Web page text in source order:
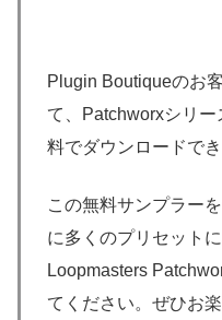
Plugin Boutiqueのお
て、Patchworxシリ
料でダウンロードで
この無料サンプラー
に多くのプリセット
Loopmasters
てください。ぜひお